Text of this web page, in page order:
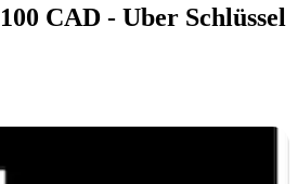
CAD - Uber Schlüssel